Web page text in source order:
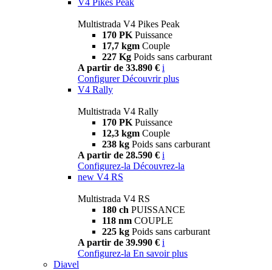
Multistrada V4 Pikes Peak
170 PK Puissance
17,7 kgm Couple
227 Kg Poids sans carburant
A partir de 33.890 € i
Configurer Découvrir plus
V4 Rally
Multistrada V4 Rally
170 PK Puissance
12,3 kgm Couple
238 kg Poids sans carburant
A partir de 28.590 € i
Configurez-la Découvrez-la
new V4 RS
Multistrada V4 RS
180 ch PUISSANCE
118 nm COUPLE
225 kg Poids sans carburant
A partir de 39.990 € i
Configurez-la En savoir plus
Diavel